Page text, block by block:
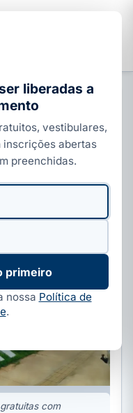
vagas grátis
antes
com
liberadas a
vestibulares,
inscrições abertas
preenchidas.
primeiro
nossa Política de
.